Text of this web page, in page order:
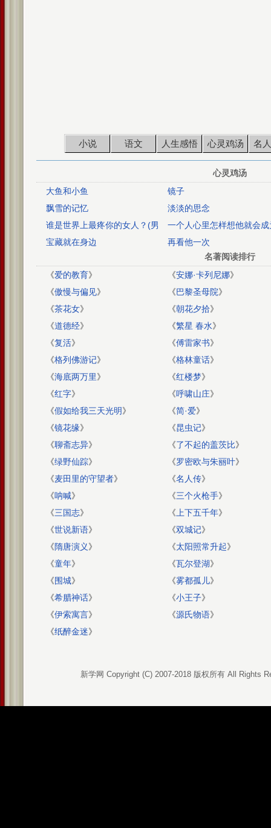
小说 语文 人生感悟 心灵鸡汤 名
心灵鸡汤
大鱼和小鱼
镜子
飘雪的记忆
淡淡的思念
谁是世界上最疼你的女人？(男
人必读,情深感动)
一个人心里怎样想他就会成
样的人
宝藏就在身边
再看他一次
名著阅读排行
《爱的教育》 《安娜·卡列尼娜》
《傲慢与偏见》 《巴黎圣母院》
《茶花女》 《朝花夕拾》
《道德经》 《繁星 春水》
《复活》 《傅雷家书》
《格列佛游记》 《格林童话》
《海底两万里》 《红楼梦》
《红字》 《呼啸山庄》
《假如给我三天光明》 《简·爱》
《镜花缘》 《昆虫记》
《聊斋志异》 《了不起的盖茨比》
《绿野仙踪》 《罗密欧与朱丽叶》
《麦田里的守望者》 《名人传》
《呐喊》 《三个火枪手》
《三国志》 《 上下五千年》
《世说新语》 《双城记》
《隋唐演义》 《太阳照常升起》
《童年》 《瓦尔登湖》
《围城》 《雾都孤儿》
《希腊神话》 《小王子》
《伊索寓言》 《源氏物语》
《纸醉金迷》
新学网 Copyright (C) 2007-2018 版权所有 All Rights